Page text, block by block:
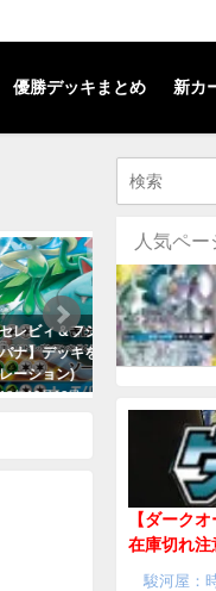
優勝デッキまとめ 新カ
SMレギュレ
【レックウザGX+クワガノ
ッキを解説！(SMレギュレー
ン)
2018年11月29日
人気ペー
【ダークオ
在庫切れ注
駿河屋：